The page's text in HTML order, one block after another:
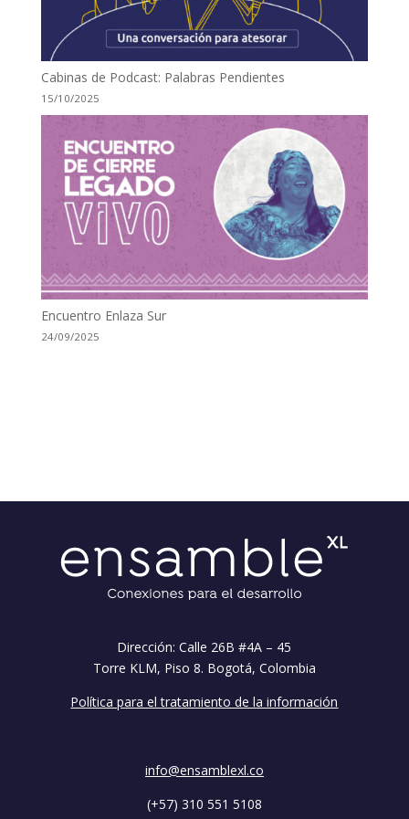
Cabinas de Podcast: Palabras Pendientes
15/10/2025
Encuentro Enlaza Sur
24/09/2025
Dirección: Calle 26B #4A – 45
Torre KLM, Piso 8. Bogotá, Colombia
Política para el tratamiento de la información
info@ensamblexl.co
(+57) 310 551 5108